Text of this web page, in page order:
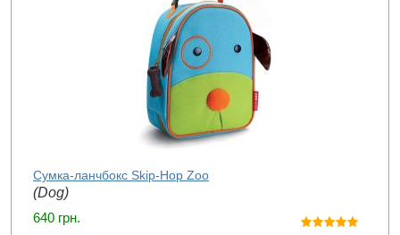
Сумка-ланчбокс Skip-Hop Zoo
(Dog)
640 грн.